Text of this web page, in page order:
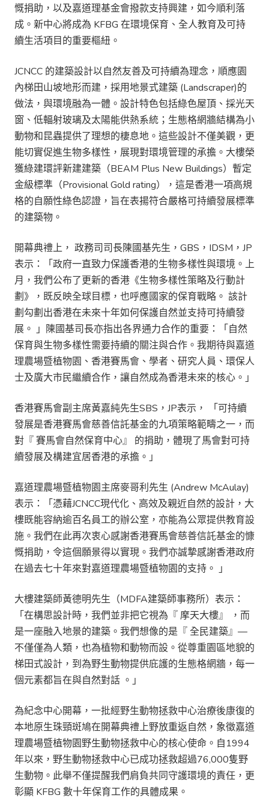
慨捐助，以及嘉道理基金會撥款支持興建，如今順利落
成。新中心將成為 KFBG 在環境保育、全人教育及可持
續生活項目的重要樞紐。
JCNCC 的建築設計以自然友善及可持續為理念，順應園
內梯田山坡地形而建，採用地景式建築 (Landscraper)的
做法，與環境融為一體。設計特色包括綠色屋頂、採光天
窗、低輻射玻璃及太陽能供熱系統；生態格網牆結構為小
動物和昆蟲提供了理想的棲息地。這些設計不僅美觀，更
能切實促進生物多樣性，展現對環境管理的承擔。大樓榮
獲綠建環評新建建築（BEAM Plus New Buildings）暫定
金級標準（Provisional Gold rating），這是香港一項高規
格的自願性綠色認證，旨在表揚符合嚴格可持續發展標準
的建築物。
開幕典禮上， 政務司司長陳國基先生，GBS，IDSM，JP
表示：「政府一直致力保護香港的生物多樣性與環境。上
月，我們公布了更新的香港《生物多樣性策略及行動計
劃》，既反映全球目標，也呼應國家的保育戰略。 該計
劃勾劃出香港在未來十年如何保護自然並支持可持續發
展。 」陳國基司長亦指出各界通力合作的重要：「自然
保育與生物多樣性需要持續的關注與合作。我期待與嘉道
理農場暨植物園、香港賽馬會、學者、研究人員、環保人
士及廣大市民繼續合作，讓自然成為香港未來的核心。」
香港賽馬會副主席黃嘉純先生SBS，JP表示， 「可持續
發展是香港賽馬會慈善信託基金的九項策略範疇之一，而
對『 賽馬會自然保育中心』 的捐助，體現了馬會對可持
續發展及構建宜居香港的承擔。」
嘉道理農場暨植物園主席麥哥利先生 (Andrew McAulay)
表示：「憑藉JCNCC現代化、高效及親近自然的設計，大
樓既能容納逾百名員工的辦公室，亦能為公眾提供教育設
施。我們在此再次衷心感謝香港賽馬會慈善信託基金的慷
慨捐助，令這個願景得以實現。我們亦誠摯感謝香港政府
在過去七十年來對嘉道理農場暨植物園的支持。 」
大樓建築師黃德明先生（MDFA建築師事務所）表示：
「在構思設計時，我們並非把它視為『 摩天大樓』 ，而
是一座融入地景的建築。我們想像的是『 全民建築』—
不僅僅為人類，也為植物和動物而設。從尊重園區地貌的
梯田式設計，到為野生動物提供庇護的生態格網牆，每一
個元素都旨在與自然對話 。」
為紀念中心開幕，一批經野生動物拯救中心治療後康復的
本地原生珠頸斑鳩在開幕典禮上野放重返自然，象徵嘉道
理農場暨植物園野生動物拯救中心的核心使命。自1994
年以來，野生動物拯救中心已成功拯救超過76,000隻野
生動物。此舉不僅提醒我們肩負共同守護環境的責任，更
彰顯 KFBG 數十年保育工作的具體成果。